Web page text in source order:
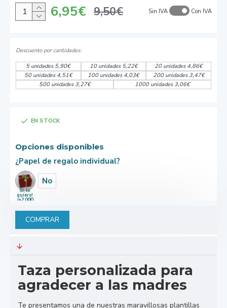
EN STOCK
6,95€ 9,50€ Sin IVA Con IVA
5 unidades 5,90€ 10 unidades 5,22€
20 unidades 4,86€
50 unidades 4,51€
100 unidades 4,03€
200 unidades 3,47€
500 unidades 3,27€
1000 unidades 3,06€
Opciones disponibles
¿Papel de regalo individual?
Sí, lo
quiero!
(+2,00€)
No
COMPRAR
Taza personalizada para
agradecer a las madres
Te presentamos una de nuestras maravillosas plantillas